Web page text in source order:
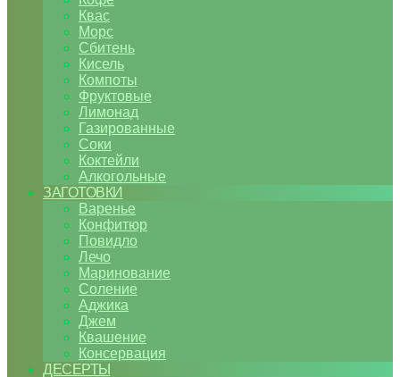
Квас
Морс
Сбитень
Кисель
Компоты
Фруктовые
Лимонад
Газированные
Соки
Коктейли
Алкогольные
ЗАГОТОВКИ
Варенье
Конфитюр
Повидло
Лечо
Маринование
Соление
Аджика
Джем
Квашение
Консервация
ДЕСЕРТЫ